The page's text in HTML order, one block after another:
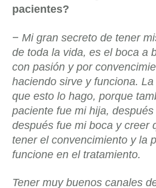
pacientes?
– Mi gran secreto de tener
de toda la vida, es el boca a
con pasión y por
haciendo sirve y funciona.
que esto lo hago, porque
paciente fue mi hija,
después fue mi boca y creer
tener el convencimiento y la
funcione en el tratamiento.
Tener muy buenos canales